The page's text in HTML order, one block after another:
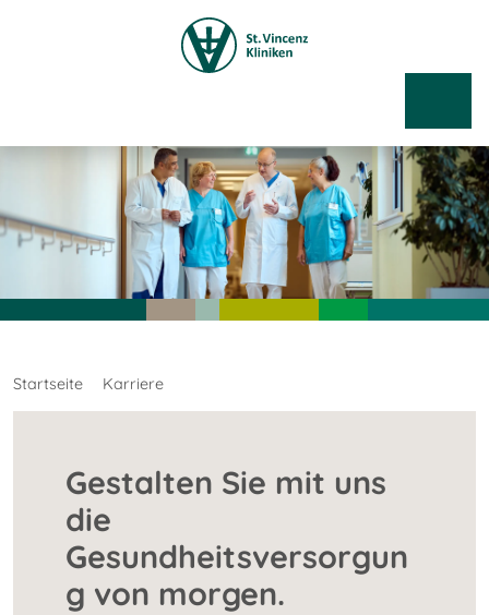
Startseite Karriere
Gestalten Sie mit uns
die
Gesundheitsversorgun
g von morgen.